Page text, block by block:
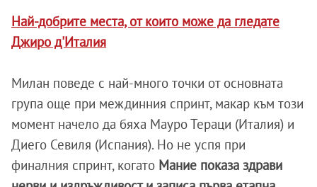
Най-добрите места, от които може да гледате
Джиро д'Италия
Милан поведе с най-много точки от основната
група още при междинния спринт, макар към този
момент начело да бяха Мауро Тераци (Италия) и
Диего Севиля (Испания). Но не успя при
финалния спринт, когато Мание показа здрави